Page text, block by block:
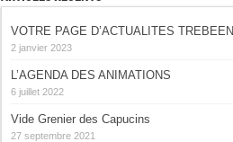
VOTRE PAGE D’ACTUALITES
2 janvier 2023
L’AGENDA DES ANIMATIONS
6 juillet 2022
Vide Grenier des Capucins
27 septembre 2021